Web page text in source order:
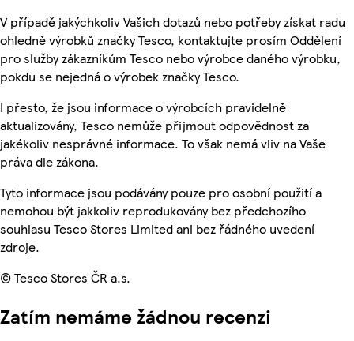
V případě jakýchkoliv Vašich dotazů nebo potřeby získat radu
ohledně výrobků značky Tesco, kontaktujte prosím Oddělení
pro služby zákazníkům Tesco nebo výrobce daného výrobku,
pokdu se nejedná o výrobek značky Tesco.
I přesto, že jsou informace o výrobcích pravidelně
aktualizovány, Tesco nemůže přijmout odpovědnost za
jakékoliv nesprávné informace. To však nemá vliv na Vaše
práva dle zákona.
Tyto informace jsou podávány pouze pro osobní použití a
nemohou být jakkoliv reprodukovány bez předchozího
souhlasu Tesco Stores Limited ani bez řádného uvedení
zdroje.
© Tesco Stores ČR a.s.
Zatím nemáme žádnou recenzi